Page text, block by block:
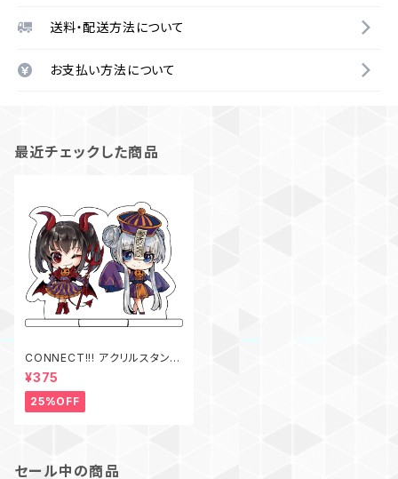
送料・配送方法について
お支払い方法について
最近チェックした商品
CONNECT!!! アクリルスタンド
ハロウィン.Ver
¥375
25%OFF
セール中の商品